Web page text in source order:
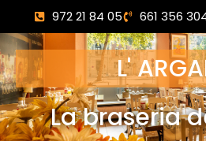
972 21 84 05 661 356
L'
La braseria